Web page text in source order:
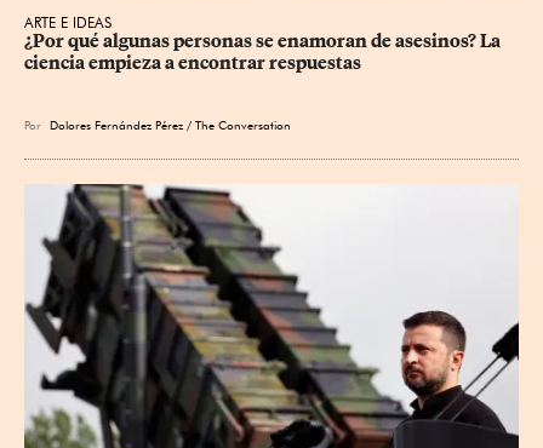
ARTE E IDEAS
¿Por qué algunas personas se enamoran de asesinos? La
ciencia empieza a encontrar respuestas
Por Dolores Fernández Pérez / The Conversation